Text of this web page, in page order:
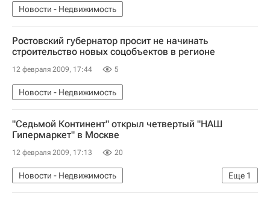
Новости - Недвижимость
Ростовский губернатор просит не начинать
строительство новых соцобъектов в регионе
12 февраля 2009, 17:44 5
Новости - Недвижимость
"Седьмой Континент" открыл четвертый "НАШ
Гипермаркет" в Москве
12 февраля 2009, 17:13 20
Еще 1
Новости - Недвижимость
Коммерческая недвижимость